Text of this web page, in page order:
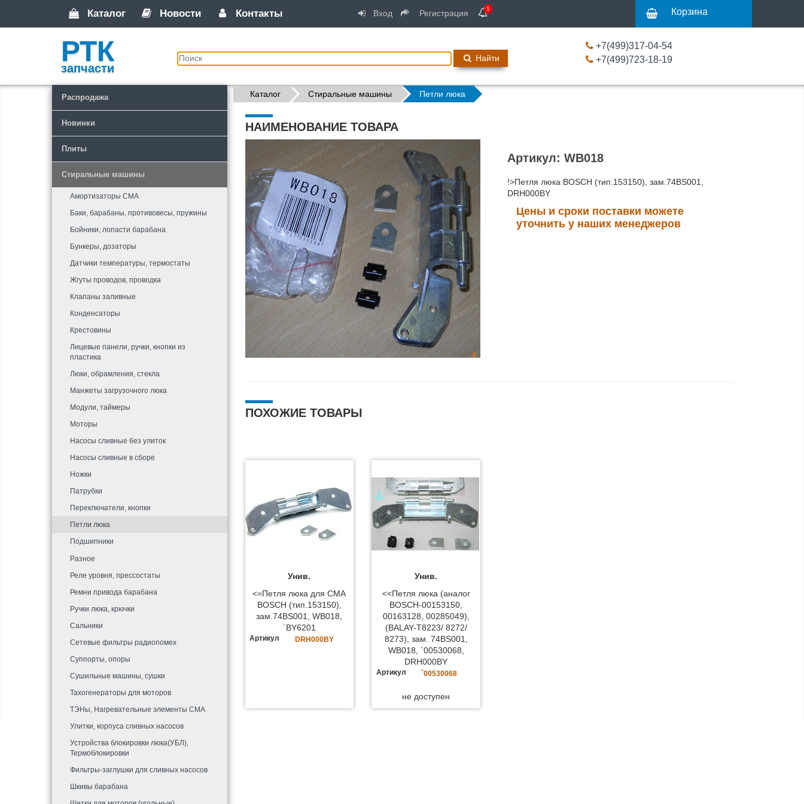
Каталог Новости Контакты Вход Регистрация 1 Корзина
РТК
запчасти
Найти
+7(499)317-04-54
+7(499)723-18-19
Распродажа
Новинки
Плиты
Стиральные машины
Амортизаторы СМА
Баки, барабаны, противовесы, пружины
Бойники, лопасти барабана
Бункеры, дозаторы
Датчики температуры, термостаты
Жгуты проводов, проводка
Клапаны заливные
Конденсаторы
Крестовины
Лицевые панели, ручки, кнопки из
пластика
Люки, обрамления, стекла
Манжеты загрузочного люка
Модули, таймеры
Моторы
Насосы сливные без улиток
Насосы сливные в сборе
Ножки
Патрубки
Переключатели, кнопки
Петли люка
Подшипники
Разное
Реле уровня, прессостаты
Ремни привода барабана
Ручки люка, крючки
Сальники
Сетевые фильтры радиопомех
Суппорты, опоры
Сушильные машины, сушки
Тахогенераторы для моторов
ТЭНы, Нагревательные элементы СМА
Улитки, корпуса сливных насосов
Устройства блокировки люка(УБЛ),
Термоблокировки
Фильтры-заглушки для сливных насосов
Шкивы барабана
Каталог Стиральные машины Петли люка
НАИМЕНОВАНИЕ ТОВАРА
Артикул: WB018
!>Петля люка BOSCH (тип.153150), зам.74BS001,
DRH000BY
Цены и сроки поставки можете
уточнить у наших менеджеров
ПОХОЖИЕ ТОВАРЫ
Унив.
<=Петля люка для СМА
BOSCH (тип.153150),
зам.74BS001, WB018,
`BY6201
Артикул DRH000BY
Унив.
<<Петля люка (аналог
BOSCH-00153150,
00163128, 00285049),
(BALAY-T8223/ 8272/
8273), зам. 74BS001,
WB018, `00530068,
DRH000BY
Артикул `00530068
не доступен